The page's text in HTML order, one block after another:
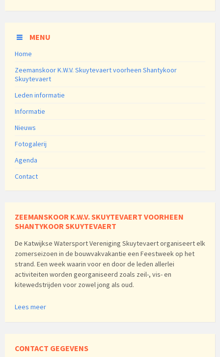
MENU
Home
Zeemanskoor K.W.V. Skuytevaert voorheen Shantykoor
Skuytevaert
Leden informatie
Informatie
Nieuws
Fotogalerij
Agenda
Contact
ZEEMANSKOOR K.W.V. SKUYTEVAERT VOORHEEN
SHANTYKOOR SKUYTEVAERT
De Katwijkse Watersport Vereniging Skuytevaert organiseert elk
zomerseizoen in de bouwvakvakantie een Feestweek op het
strand. Een week waarin voor en door de leden allerlei
activiteiten worden georganiseerd zoals zeil-, vis- en
kitewedstrijden voor zowel jong als oud.
Lees meer
CONTACT GEGEVENS